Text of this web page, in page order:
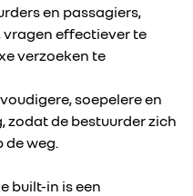
en passagiers,
effectiever te
verzoeken te
soepelere en
zodat de bestuurder zich
de weg.
built-in is een